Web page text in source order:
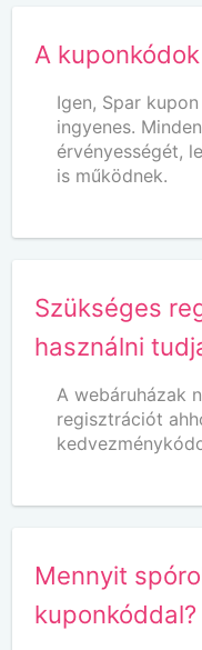
A
Igen, Spar
ingyenes.
érvényességét,
is működnek.
Szükséges
használni
A webáruházak
regisztrációt
Mennyit
kuponkóddal?